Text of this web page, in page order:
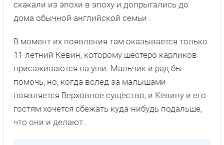
скакали из эпохи в эпоху и допрыгались до
дома обычной английской семьи .
В момент их появления там оказывается только
11-летний Кевин, которому шестеро карликов
присаживаются на уши. Мальчик и рад бы
помочь, но, когда вслед за малышами
появляется Верховное существо, и Кевину и его
гостям хочется сбежать куда-нибудь подальше,
что они и делают.